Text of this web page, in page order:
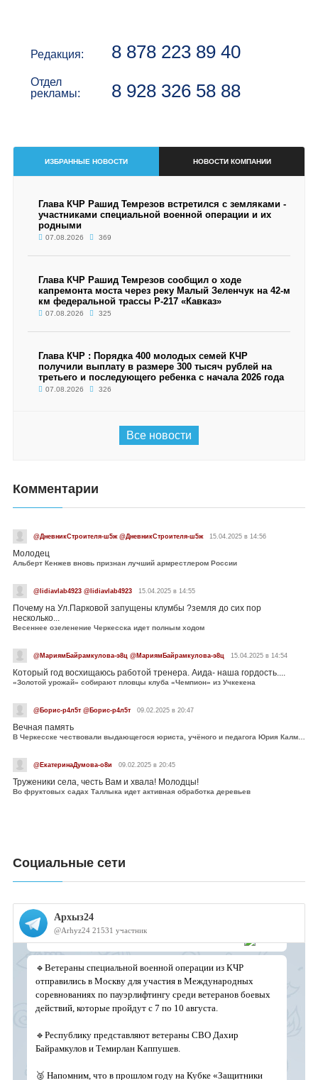
Редакция: 8 878 223 89 40
Отдел
рекламы:
8 928 326 58 88
ИЗБРАННЫЕ НОВОСТИ НОВОСТИ КОМПАНИИ
Глава КЧР Рашид Темрезов встретился с земляками -
участниками специальной военной операции и их
родными
07.08.2026 369
Глава КЧР Рашид Темрезов сообщил о ходе
капремонта моста через реку Малый Зеленчук на 42-м
км федеральной трассы Р-217 «Кавказ»
07.08.2026 325
Глава КЧР : Порядка 400 молодых семей КЧР
получили выплату в размере 300 тысяч рублей на
третьего и последующего ребенка с начала 2026 года
07.08.2026 326
Все новости
Комментарии
@ДневникСтроителя-ш5ж @ДневникСтроителя-ш5ж 15.04.2025 в 14:56
Молодец
Альберт Кенжев вновь признан лучший армрестлером России
@lidiavlab4923 @lidiavlab4923 15.04.2025 в 14:55
Почему на Ул.Парковой запущены клумбы ?земля до сих пор
несколько...
Весеннее озеленение Черкесска идет полным ходом
@МариямБайрамкулова-э8ц @МариямБайрамкулова-э8ц 15.04.2025 в 14:54
Который год восхищаюсь работой тренера. Аида- наша гордость....
«Золотой урожай» собирают пловцы клуба «Чемпион» из Учкекена
@Борис-р4л5т @Борис-р4л5т 09.02.2025 в 20:47
Вечная память
В Черкесске чествовали выдающегося юриста, учёного и педагога Юрия Калмыкова
@ЕкатеринаДумова-о8и 09.02.2025 в 20:45
Труженики села, честь Вам и хвала! Молодцы!
Во фруктовых садах Таллыка идет активная обработка деревьев
Социальные сети